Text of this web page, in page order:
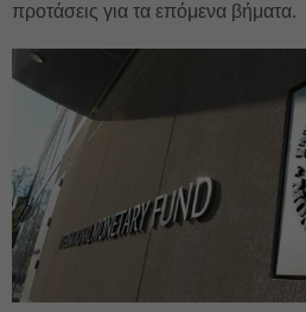
προτάσεις για τα επόμενα βήματα.